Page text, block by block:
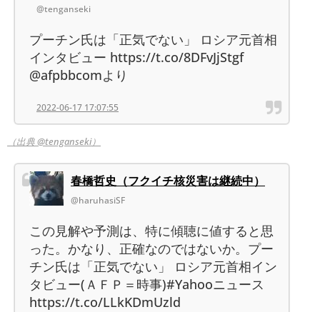
@tenganseki
プーチン氏は「正気でない」 ロシア元首相
インタビュー https://t.co/8DFvJjStgf
@afpbbcomより
2022-06-17 17:07:55
（出典 @tenganseki）
春橋哲史（フクイチ核災害は継続中）
@haruhasiSF
この見解や予測は、特に傾聴に値すると思
った。かなり、正確なのではないか。プー
チン氏は「正気でない」 ロシア元首相イン
タビュー(ＡＦＰ＝時事)#Yahooニュース
https://t.co/LLkKDmUzld